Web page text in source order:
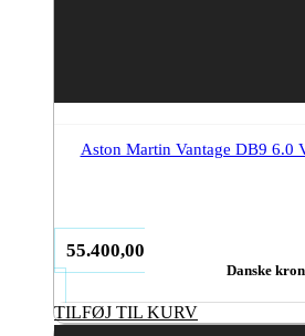
Aston Martin Vantage DB9 6.0
55.400,00
Danske
TILFØJ TIL KURV